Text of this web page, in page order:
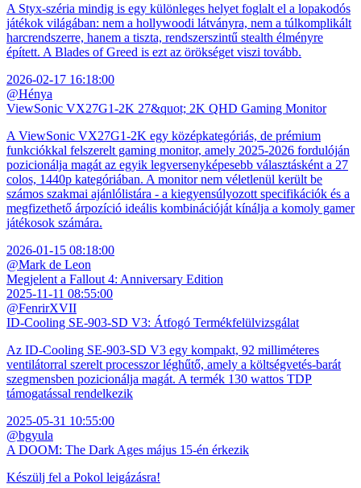
A Styx-széria mindig is egy különleges helyet foglalt el a lopakodós
játékok világában: nem a hollywoodi látványra, nem a túlkomplikált
harcrendszerre, hanem a tiszta, rendszerszintű stealth élményre
épített. A Blades of Greed is ezt az örökséget viszi tovább.
2026-02-17 16:18:00
@Hénya
ViewSonic VX27G1-2K 27&quot; 2K QHD Gaming Monitor
A ViewSonic VX27G1-2K egy középkategóriás, de prémium
funkciókkal felszerelt gaming monitor, amely 2025-2026 fordulóján
pozicionálja magát az egyik legversenyképesebb választásként a 27
colos, 1440p kategóriában. A monitor nem véletlenül került be
számos szakmai ajánlólistára - a kiegyensúlyozott specifikációk és a
megfizethető árpozíció ideális kombinációját kínálja a komoly gamer
játékosok számára.
2026-01-15 08:18:00
@Mark de Leon
Megjelent a Fallout 4: Anniversary Edition
2025-11-11 08:55:00
@FenrirXVII
ID-Cooling SE-903-SD V3: Átfogó Termékfelülvizsgálat
Az ID-Cooling SE-903-SD V3 egy kompakt, 92 milliméteres
ventilátorral szerelt processzor léghűtő, amely a költségvetés-barát
szegmensben pozicionálja magát. A termék 130 wattos TDP
támogatással rendelkezik
2025-05-31 10:55:00
@bgyula
A DOOM: The Dark Ages május 15-én érkezik
Készülj fel a Pokol leigázásra!